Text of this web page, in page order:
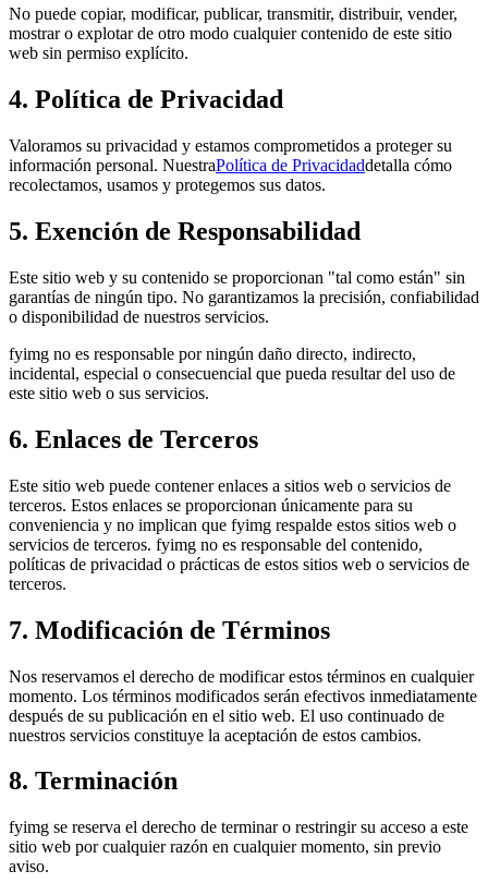
No puede copiar, modificar, publicar, transmitir, distribuir, vender,
mostrar o explotar de otro modo cualquier contenido de este sitio
web sin permiso explícito.
4. Política de Privacidad
Valoramos su privacidad y estamos comprometidos a proteger su
información personal. NuestraPolítica de Privacidaddetalla cómo
recolectamos, usamos y protegemos sus datos.
5. Exención de Responsabilidad
Este sitio web y su contenido se proporcionan "tal como están" sin
garantías de ningún tipo. No garantizamos la precisión, confiabilidad
o disponibilidad de nuestros servicios.
fyimg no es responsable por ningún daño directo, indirecto,
incidental, especial o consecuencial que pueda resultar del uso de
este sitio web o sus servicios.
6. Enlaces de Terceros
Este sitio web puede contener enlaces a sitios web o servicios de
terceros. Estos enlaces se proporcionan únicamente para su
conveniencia y no implican que fyimg respalde estos sitios web o
servicios de terceros. fyimg no es responsable del contenido,
políticas de privacidad o prácticas de estos sitios web o servicios de
terceros.
7. Modificación de Términos
Nos reservamos el derecho de modificar estos términos en cualquier
momento. Los términos modificados serán efectivos inmediatamente
después de su publicación en el sitio web. El uso continuado de
nuestros servicios constituye la aceptación de estos cambios.
8. Terminación
fyimg se reserva el derecho de terminar o restringir su acceso a este
sitio web por cualquier razón en cualquier momento, sin previo
aviso.